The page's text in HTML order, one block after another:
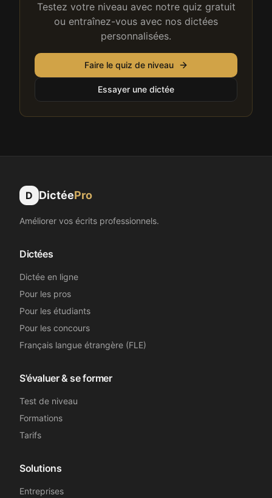
Testez votre niveau avec notre quiz gratuit
ou entraînez-vous avec nos dictées
personnalisées.
Faire le quiz de niveau
Essayer une dictée
D DictéePro
Améliorer vos écrits professionnels.
Dictées
Dictée en ligne
Pour les pros
Pour les étudiants
Pour les concours
Français langue étrangère (FLE)
S'évaluer & se former
Test de niveau
Formations
Tarifs
Solutions
Entreprises